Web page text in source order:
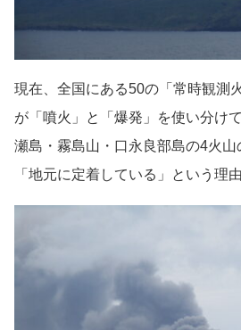
現在、全国にある50の「常時観測
が「噴火」と「爆発」を使い分け
瀬島・霧島山・口永良部島の4火
「地元に定着している」という理